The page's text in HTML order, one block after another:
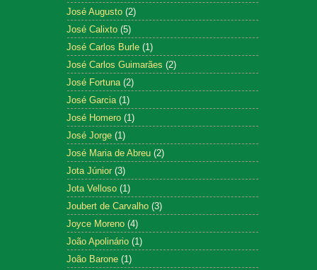
José Augusto (2)
José Calixto (5)
José Carlos Burle (1)
José Carlos Guimarães (2)
José Fortuna (2)
José Garcia (1)
José Homero (1)
José Jorge (1)
José Maria de Abreu (2)
Jota Júnior (3)
Jota Velloso (1)
Joubert de Carvalho (3)
Joyce Moreno (4)
João Apolinário (1)
João Barone (1)